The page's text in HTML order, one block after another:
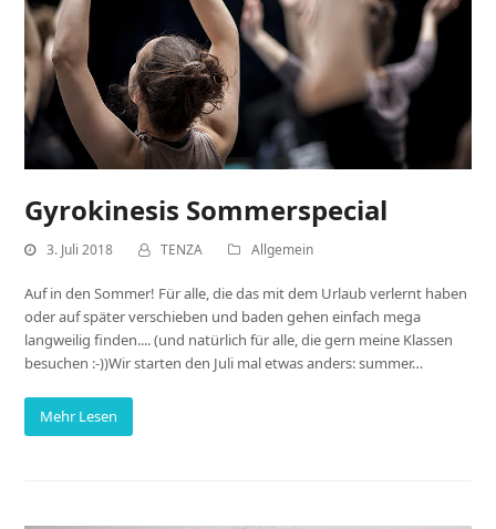
Gyrokinesis Sommerspecial
3. Juli 2018 TENZA Allgemein
Auf in den Sommer! Für alle, die das mit dem Urlaub verlernt haben
oder auf später verschieben und baden gehen einfach mega
langweilig finden.... (und natürlich für alle, die gern meine Klassen
besuchen :-))Wir starten den Juli mal etwas anders: summer…
Mehr Lesen